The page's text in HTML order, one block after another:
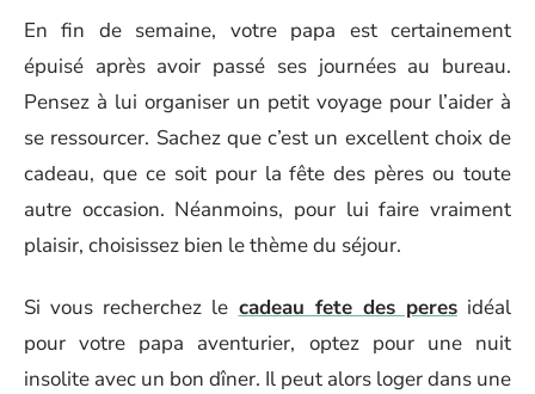
En fin de semaine, votre papa est certainement
épuisé après avoir passé ses journées au bureau.
Pensez à lui organiser un petit voyage pour l’aider à
se ressourcer. Sachez que c’est un excellent choix de
cadeau, que ce soit pour la fête des pères ou toute
autre occasion. Néanmoins, pour lui faire vraiment
plaisir, choisissez bien le thème du séjour.
Si vous recherchez le cadeau fete des peresidéal
pour votre papa aventurier, optez pour une nuit
insolite avec un bon dîner. Il peut alors loger dans une